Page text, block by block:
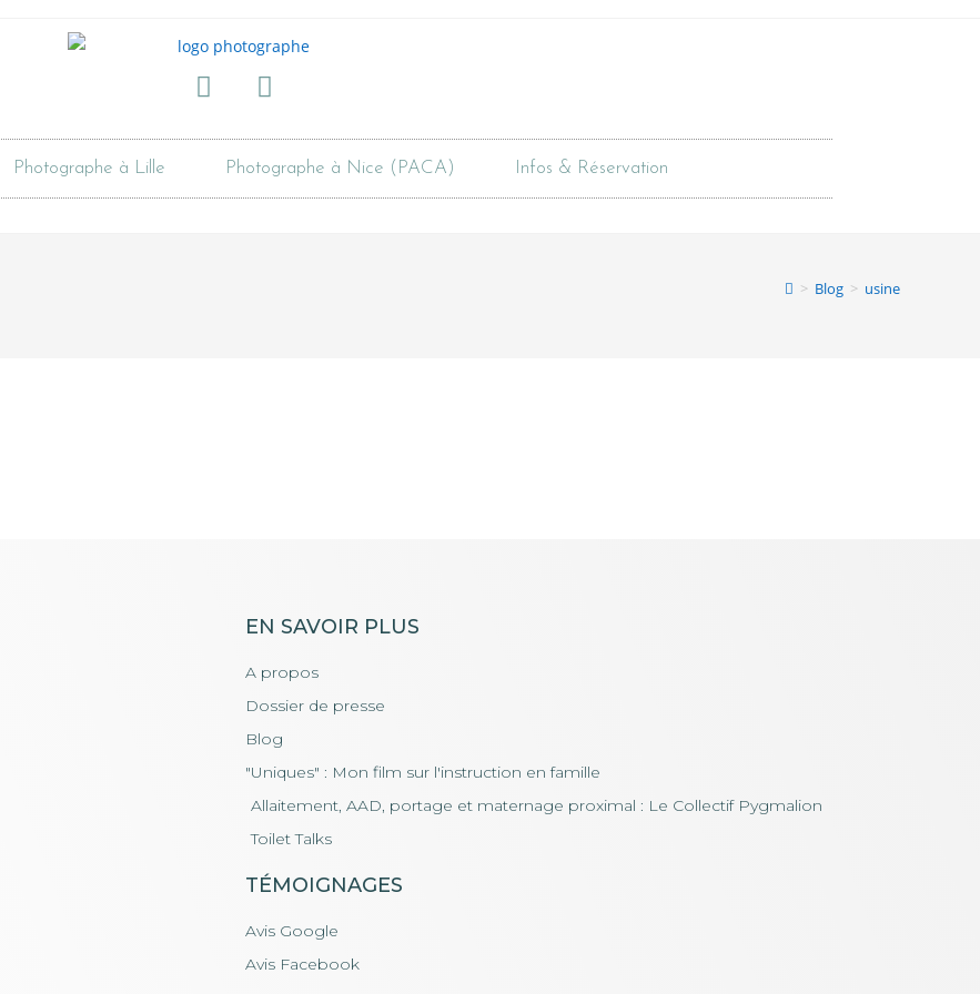
Photographe à Lille Photographe à Nice (PACA) Infos & Réservation
> Blog > usine
EN SAVOIR PLUS
A propos
Dossier de presse
Blog
"Uniques" : Mon film sur l'instruction en famille
Allaitement, AAD, portage et maternage proximal : Le Collectif Pygmalion
Toilet Talks
TÉMOIGNAGES
Avis Google
Avis Facebook